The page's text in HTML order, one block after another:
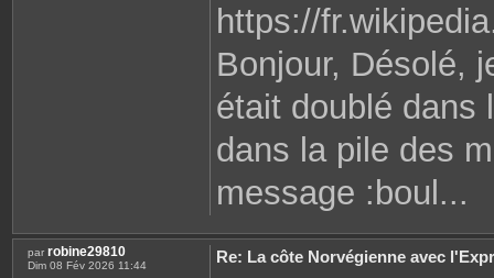
https://
Bonjour, Désolé,
était doublé dans
dans la pile des
message :boul...
par robine29810
Dim 08 Fév 2026 11:44
Re: La côte Norvégienne avec